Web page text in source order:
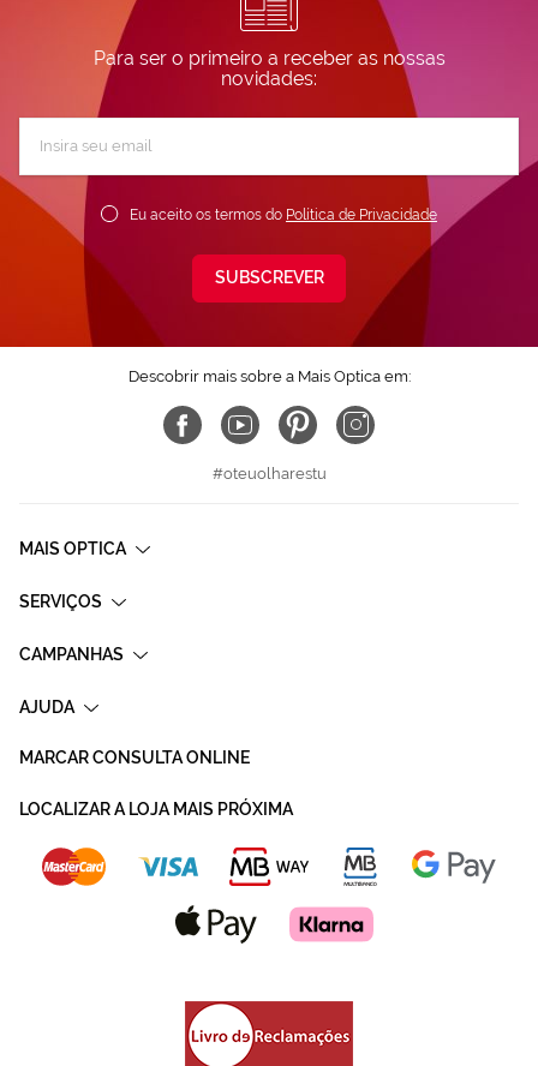
Para ser o primeiro a receber as nossas
novidades:
Newsletter:
Eu aceito os termos do Política de Privacidade
SUBSCREVER
Descobrir mais sobre a Mais Optica em:
#oteuolharestu
MAIS OPTICA
SERVIÇOS
CAMPANHAS
AJUDA
MARCAR CONSULTA ONLINE
LOCALIZAR A LOJA MAIS PRÓXIMA